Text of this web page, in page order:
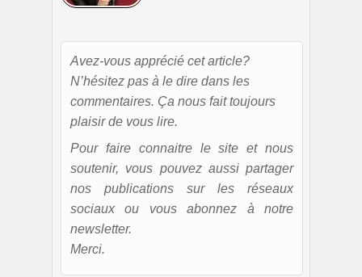
Avez-vous apprécié cet article?
N’hésitez pas à le dire dans les
commentaires. Ça nous fait toujours
plaisir de vous lire.
Pour faire connaitre le site et nous
soutenir, vous pouvez aussi partager
nos publications sur les réseaux
sociaux ou vous abonnez à notre
newsletter.
Merci.